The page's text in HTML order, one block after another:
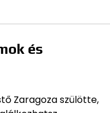
és
Zaragoza szülötte,